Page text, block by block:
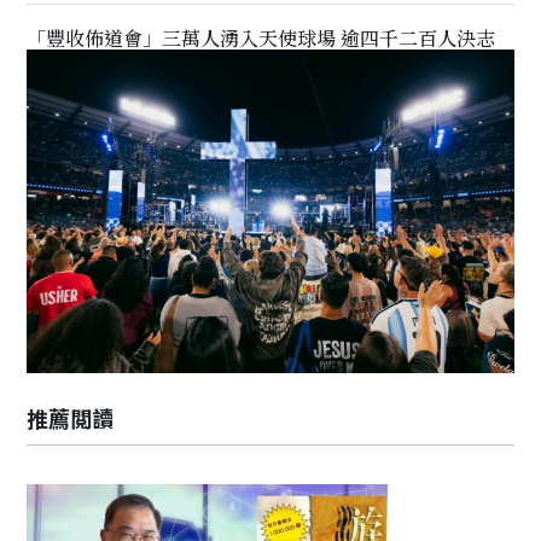
「豐收佈道會」三萬人湧入天使球場 逾四千二百人決志
推薦閲讀